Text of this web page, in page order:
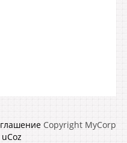
Copyright MyCorp
uCoz